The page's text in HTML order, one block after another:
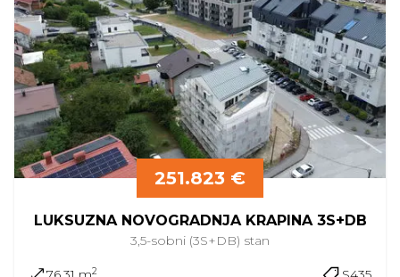
251.823 €
LUKSUZNA NOVOGRADNJA KRAPINA 3S+DB
3,5-sobni (3S+DB) stan
2